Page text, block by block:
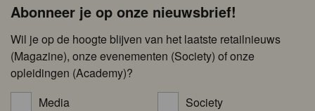
Abonneer je op onze nieuwsbrief!
Wil je op de hoogte blijven van het laatste retailnieuws
(Magazine), onze evenementen (Society) of onze
opleidingen (Academy)?
Media
Society